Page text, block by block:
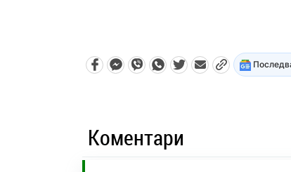
Коментари